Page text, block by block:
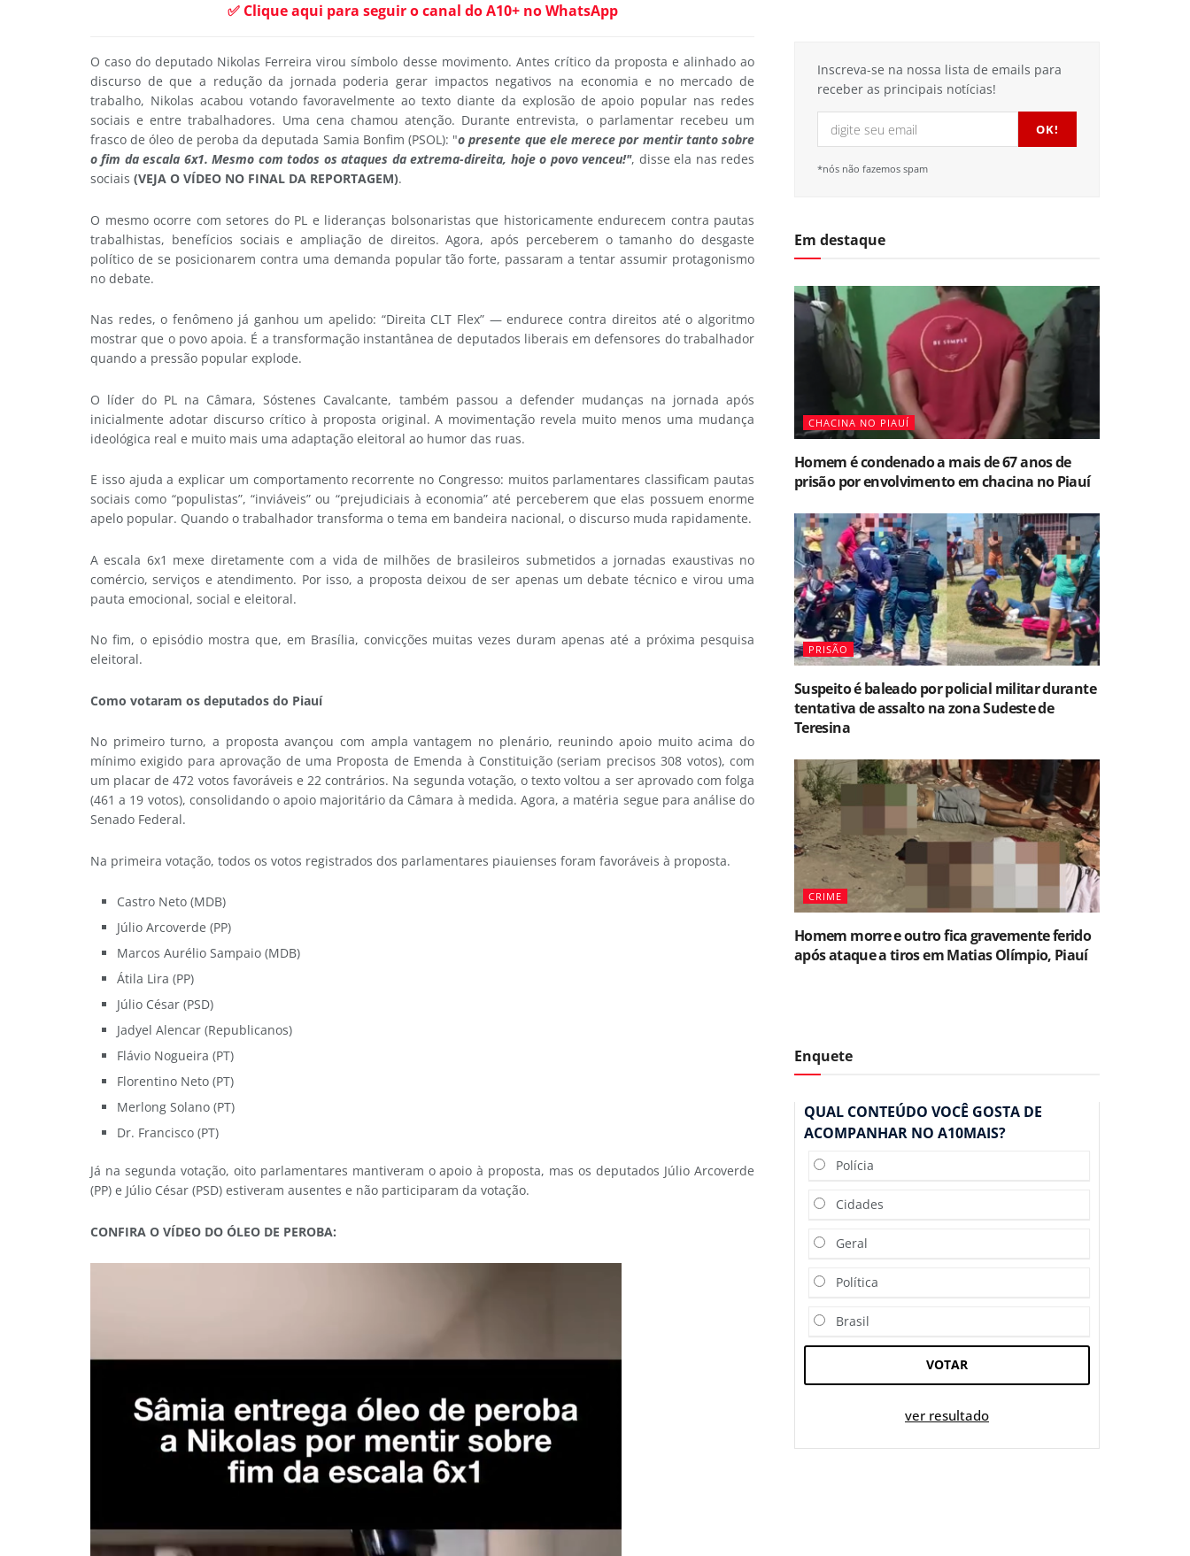
✅ Clique aqui para seguir o canal do A10+ no WhatsApp
O caso do deputado Nikolas Ferreira virou símbolo desse movimento. Antes crítico da proposta e alinhado ao
discurso de que a redução da jornada poderia gerar impactos negativos na economia e no mercado de
trabalho, Nikolas acabou votando favoravelmente ao texto diante da explosão de apoio popular nas redes
sociais e entre trabalhadores. Uma cena chamou atenção. Durante entrevista, o parlamentar recebeu um
frasco de óleo de peroba da deputada Samia Bonfim (PSOL): "o presente que ele merece por mentir tanto sobre
o fim da escala 6x1. Mesmo com todos os ataques da extrema-direita, hoje o povo venceu!", disse ela nas redes
sociais (VEJA O VÍDEO NO FINAL DA REPORTAGEM).
O mesmo ocorre com setores do PL e lideranças bolsonaristas que historicamente endurecem contra pautas
trabalhistas, benefícios sociais e ampliação de direitos. Agora, após perceberem o tamanho do desgaste
político de se posicionarem contra uma demanda popular tão forte, passaram a tentar assumir protagonismo
no debate.
Nas redes, o fenômeno já ganhou um apelido: “Direita CLT Flex” — endurece contra direitos até o algoritmo
mostrar que o povo apoia. É a transformação instantânea de deputados liberais em defensores do trabalhador
quando a pressão popular explode.
O líder do PL na Câmara, Sóstenes Cavalcante, também passou a defender mudanças na jornada após
inicialmente adotar discurso crítico à proposta original. A movimentação revela muito menos uma mudança
ideológica real e muito mais uma adaptação eleitoral ao humor das ruas.
E isso ajuda a explicar um comportamento recorrente no Congresso: muitos parlamentares classificam pautas
sociais como “populistas”, “inviáveis” ou “prejudiciais à economia” até perceberem que elas possuem enorme
apelo popular. Quando o trabalhador transforma o tema em bandeira nacional, o discurso muda rapidamente.
A escala 6x1 mexe diretamente com a vida de milhões de brasileiros submetidos a jornadas exaustivas no
comércio, serviços e atendimento. Por isso, a proposta deixou de ser apenas um debate técnico e virou uma
pauta emocional, social e eleitoral.
No fim, o episódio mostra que, em Brasília, convicções muitas vezes duram apenas até a próxima pesquisa
eleitoral.
Como votaram os deputados do Piauí
No primeiro turno, a proposta avançou com ampla vantagem no plenário, reunindo apoio muito acima do
mínimo exigido para aprovação de uma Proposta de Emenda à Constituição (seriam precisos 308 votos), com
um placar de 472 votos favoráveis e 22 contrários. Na segunda votação, o texto voltou a ser aprovado com folga
(461 a 19 votos), consolidando o apoio majoritário da Câmara à medida. Agora, a matéria segue para análise do
Senado Federal.
Na primeira votação, todos os votos registrados dos parlamentares piauienses foram favoráveis à proposta.
Castro Neto (MDB)
Júlio Arcoverde (PP)
Marcos Aurélio Sampaio (MDB)
Átila Lira (PP)
Júlio César (PSD)
Jadyel Alencar (Republicanos)
Flávio Nogueira (PT)
Florentino Neto (PT)
Merlong Solano (PT)
Dr. Francisco (PT)
Já na segunda votação, oito parlamentares mantiveram o apoio à proposta, mas os deputados Júlio Arcoverde
(PP) e Júlio César (PSD) estiveram ausentes e não participaram da votação.
CONFIRA O VÍDEO DO ÓLEO DE PEROBA:
Inscreva-se na nossa lista de emails para
receber as principais notícias!
*nós não fazemos spam
Em destaque
CHACINA NO PIAUÍ
Homem é condenado a mais de 67 anos de
prisão por envolvimento em chacina no Piauí
PRISÃO
Suspeito é baleado por policial militar durante
tentativa de assalto na zona Sudeste de
Teresina
CRIME
Homem morre e outro fica gravemente ferido
após ataque a tiros em Matias Olímpio, Piauí
Enquete
QUAL CONTEÚDO VOCÊ GOSTA DE
ACOMPANHAR NO A10MAIS?
Polícia
Cidades
Geral
Política
Brasil
VOTAR
ver resultado